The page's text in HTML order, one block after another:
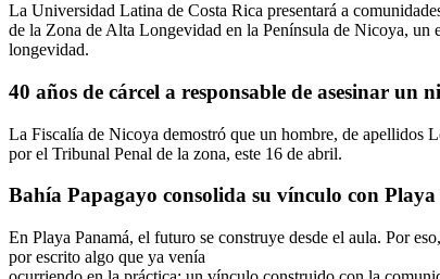
La Universidad Latina de Costa Rica presentará a
de la Zona de Alta Longevidad en la Península de Nicoya, un
longevidad.
40 años de cárcel a responsable de asesinar un
La Fiscalía de Nicoya demostró que un hombre, de apellidos
por el Tribunal Penal de la zona, este 16 de abril.
Bahía Papagayo consolida su vínculo con
En Playa Panamá, el futuro se construye desde el aula. Por
por escrito algo que ya venía